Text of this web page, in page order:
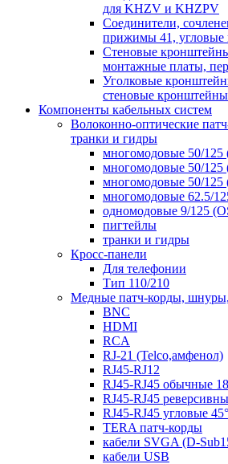
для KHZV и KHZPV
Соединители,
прижимы 41, угловые
Стеновые
монтажные платы,
Уголковые
стеновые кронштейны
Компоненты кабельных систем
Волоконно-оптические
транки и гидры
многомодовые 50/125
многомодовые 50/125
многомодовые 50/125
многомодовые 62.5/
одномодовые 9/125
пигтейлы
транки и гидры
Кросс-панели
Для телефонии
Тип 110/210
Медные патч-корды,
BNC
HDMI
RCA
RJ-21 (Telco,амфенол)
RJ45-RJ12
RJ45-RJ45 обычные
RJ45-RJ45
RJ45-RJ45 угловые 45°
TERA патч-корды
кабели SVGA (D-
кабели USB